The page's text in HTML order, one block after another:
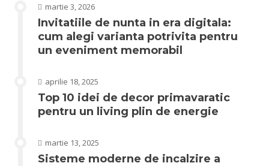
martie 3, 2026
Invitatiile de nunta in era digitala:
cum alegi varianta potrivita pentru
un eveniment memorabil
aprilie 18, 2025
Top 10 idei de decor primavaratic
pentru un living plin de energie
martie 13, 2025
Sisteme moderne de incalzire a